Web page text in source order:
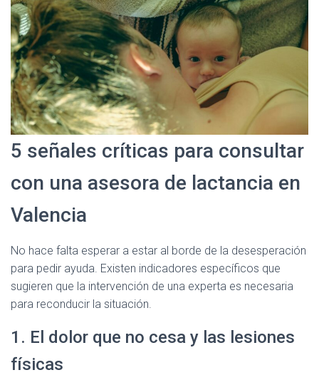
5 señales críticas para consultar
con una asesora de lactancia en
Valencia
No hace falta esperar a estar al borde de la desesperación
para pedir ayuda. Existen indicadores específicos que
sugieren que la intervención de una experta es necesaria
para reconducir la situación.
1. El dolor que no cesa y las lesiones
físicas